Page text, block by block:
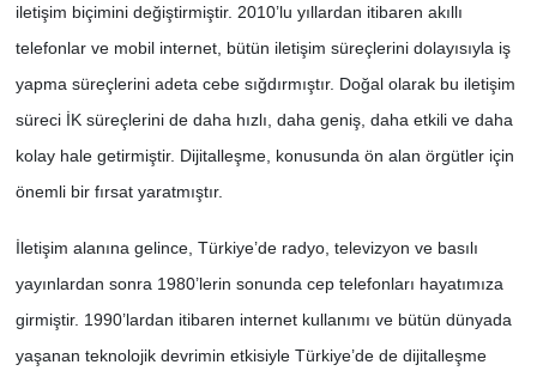
iletişim biçimini değiştirmiştir. 2010’lu yıllardan itibaren akıllı
telefonlar ve mobil internet, bütün iletişim süreçlerini dolayısıyla iş
yapma süreçlerini adeta cebe sığdırmıştır. Doğal olarak bu iletişim
süreci İK süreçlerini de daha hızlı, daha geniş, daha etkili ve daha
kolay hale getirmiştir. Dijitalleşme, konusunda ön alan örgütler için
önemli bir fırsat yaratmıştır.
İletişim alanına gelince, Türkiye’de radyo, televizyon ve basılı
yayınlardan sonra 1980’lerin sonunda cep telefonları hayatımıza
girmiştir. 1990’lardan itibaren internet kullanımı ve bütün dünyada
yaşanan teknolojik devrimin etkisiyle Türkiye’de de dijitalleşme